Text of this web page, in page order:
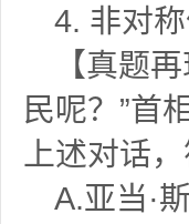
4. 非对
【真题
民呢？”首
上述对话
A.亚当·